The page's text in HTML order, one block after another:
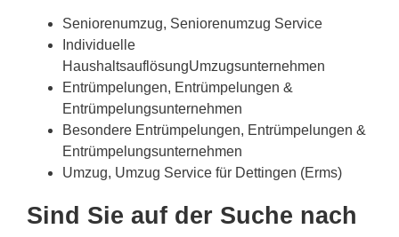
Seniorenumzug, Seniorenumzug Service
Individuelle
HaushaltsauflösungUmzugsunternehmen
Entrümpelungen, Entrümpelungen &
Entrümpelungsunternehmen
Besondere Entrümpelungen, Entrümpelungen &
Entrümpelungsunternehmen
Umzug, Umzug Service für Dettingen (Erms)
Sind Sie auf der Suche nach